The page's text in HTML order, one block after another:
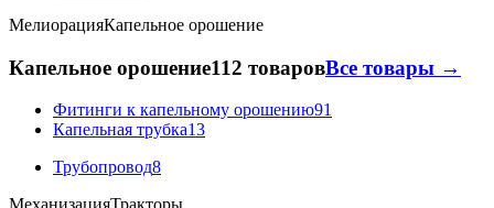
МелиорацияКапельное орошение
Капельное орошение112 товаровВсе товары →
Фитинги к капельному орошению91
Капельная трубка13
Трубопровод8